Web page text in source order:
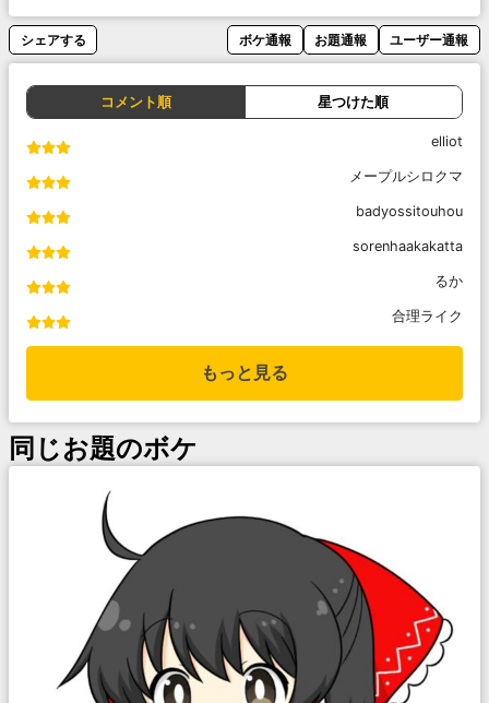
シェアする ボケ通報 お題通報 ユーザー通報
コメント順 星つけた順
elliot
メープルシロクマ
badyossitouhou
sorenhaakakatta
るか
合理ライク
もっと見る
同じお題のボケ